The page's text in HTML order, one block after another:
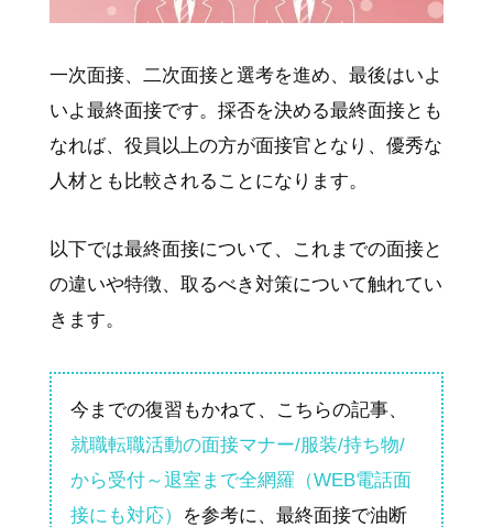
一次面接、二次面接と選考を進め、最後はいよ
いよ最終面接です。採否を決める最終面接とも
なれば、役員以上の方が面接官となり、優秀な
人材とも比較されることになります。
以下では最終面接について、これまでの面接と
の違いや特徴、取るべき対策について触れてい
きます。
今までの復習もかねて、こちらの記事、
就職転職活動の面接マナー/服装/持ち物/
から受付～退室まで全網羅（WEB電話面
接にも対応）
を参考に、最終面接で油断